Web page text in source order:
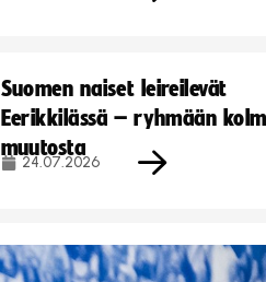
Suomen naiset leireilevät
Eerikkilässä – ryhmään
muutosta
24.07.2026